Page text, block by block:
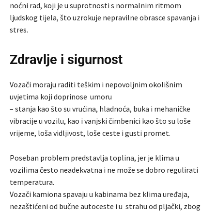
noćni rad, koji je u suprotnosti s normalnim ritmom
ljudskog tijela, što uzrokuje nepravilne obrasce spavanja i
stres.
Zdravlje i sigurnost
Vozači moraju raditi teškim i nepovoljnim okolišnim
uvjetima koji doprinose umoru
– stanja kao što su vrućina, hladnoća, buka i mehaničke
vibracije u vozilu, kao i vanjski čimbenici kao što su loše
vrijeme, loša vidljivost, loše ceste i gusti promet.
Poseban problem predstavlja toplina, jer je klima u
vozilima često neadekvatna i ne može se dobro regulirati
temperatura.
Vozači kamiona spavaju u kabinama bez klima uređaja,
nezaštićeni od bučne autoceste i u strahu od pljački, zbog